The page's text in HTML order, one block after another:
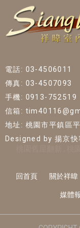
電話: 03-4506011
傳真: 03-4507093
手機: 0913-752519
信箱:
地址: 桃園市平鎮區
Designed by 揚京
回首頁 關於祥暐
媒體